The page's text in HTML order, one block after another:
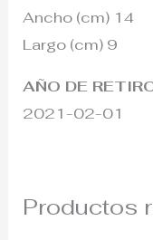
Ancho (cm) 14
Largo (cm) 9
AÑO DE
2021-02-01
Productos